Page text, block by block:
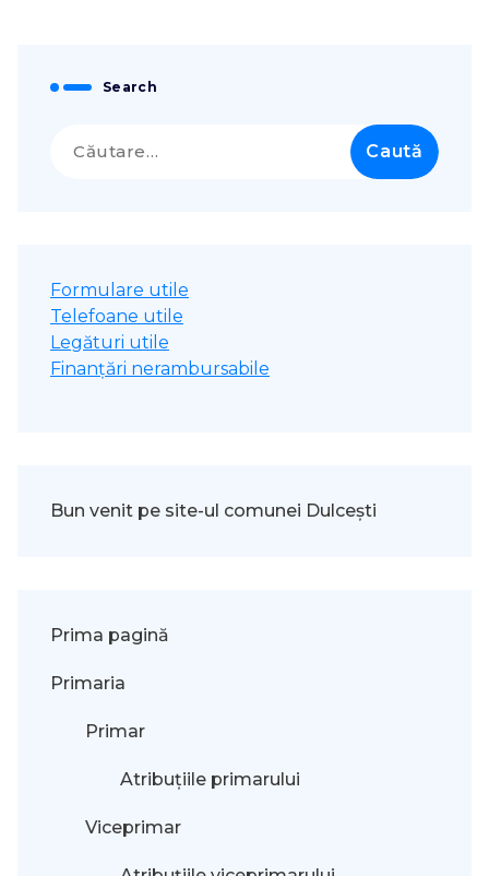
Search
după:
Formulare utile
Telefoane utile
Legături utile
Finanțări nerambursabile
Bun venit pe site-ul comunei Dulcești
Prima pagină
Primaria
Primar
Atribuțiile primarului
Viceprimar